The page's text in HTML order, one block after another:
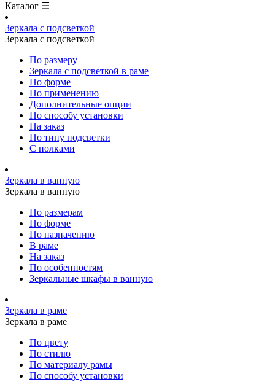
Каталог ☰
Зеркала с подсветкой
Зеркала с подсветкой
По размеру
Зеркала с подсветкой в раме
По форме
По применению
Дополнительные опции
По способу установки
На заказ
По типу подсветки
С полками
Зеркала в ванную
Зеркала в ванную
По размерам
По форме
По назначению
В раме
На заказ
По особенностям
Зеркальные шкафы в ванную
Зеркала в раме
Зеркала в раме
По цвету
По стилю
По материалу рамы
По способу установки